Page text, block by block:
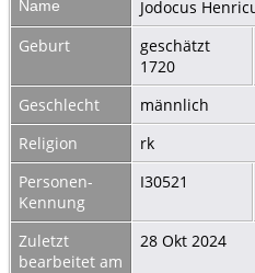
Name Jodocus
Geburt
geschätzt
1720
Geschlecht
männlich
Religion
rk
Personen-
Kennung
I30521
Zuletzt
bearbeitet am
28 Okt 2024